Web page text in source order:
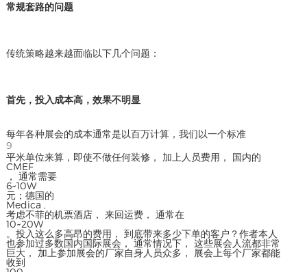
常规套路的问题
传统策略越来越面临以下几个问题：
首先，投入成本高，效果不明显
每年各种展会的成本通常是以百万计算，我们以一个标准
9
平米单位来算，即使不做任何装修， 加上人员费用， 国内的
CMEF
， 通常需要
6~10W
元；德国的
Medica ,
考虑不菲的机票酒店， 来回运费， 通常在
10~20W
。投入这么多高昂的费用， 到底带来多少下单的客户？作者本人
也参加过多数国内国际展会， 通常情况下， 这些展会人流都非常
巨大， 加上参加展会的厂家自身人员众多， 展会上每个厂家都能
收到